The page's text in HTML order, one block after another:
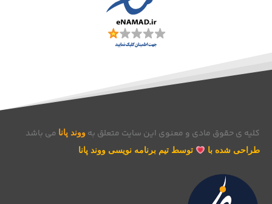
کلیه ی حقوق مادی و معنوی این سایت متعلق به ووند پانا می باشد
طراحی شده با توسط تیم برنامه نویسی ووند پانا